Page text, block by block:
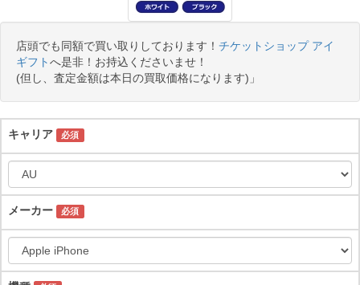
店頭でも同額で買い取りしております！ チケットショップ アイ
ギフトへ是非！お持込くださいませ！
(但し、査定金額は本日の買取価格になります)」
キャリア 必須
メーカー 必須